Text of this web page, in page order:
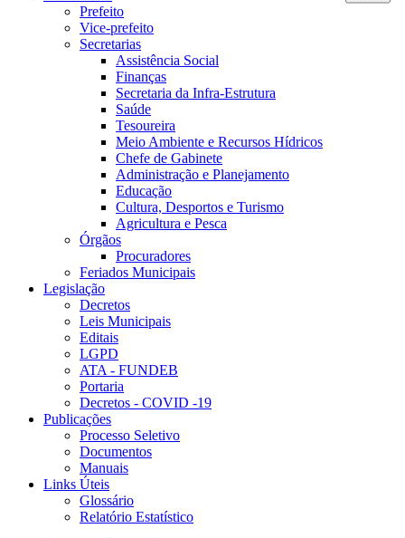
Prefeito
Vice-prefeito
Secretarias
Assistência Social
Finanças
Secretaria da Infra-Estrutura
Saúde
Tesoureira
Meio Ambiente e Recursos Hídricos
Chefe de Gabinete
Administração e Planejamento
Educação
Cultura, Desportos e Turismo
Agricultura e Pesca
Órgãos
Procuradores
Feriados Municipais
Legislação
Decretos
Leis Municipais
Editais
LGPD
ATA - FUNDEB
Portaria
Decretos - COVID -19
Publicações
Processo Seletivo
Documentos
Manuais
Links Úteis
Glossário
Relatório Estatístico